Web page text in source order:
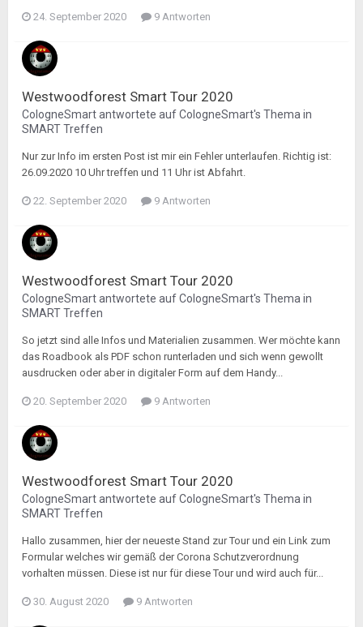
24. September 2020 9 Antworten
Westwoodforest Smart Tour 2020
CologneSmartantwortete aufCologneSmart's Thema in
SMART Treffen
Nur zur Info im ersten Post ist mir ein Fehler unterlaufen. Richtig ist:
26.09.2020 10 Uhr treffen und 11 Uhr ist Abfahrt.
22. September 2020 9 Antworten
Westwoodforest Smart Tour 2020
CologneSmartantwortete aufCologneSmart's Thema in
SMART Treffen
So jetzt sind alle Infos und Materialien zusammen. Wer möchte kann
das Roadbook als PDF schon runterladen und sich wenn gewollt
ausdrucken oder aber in digitaler Form auf dem Handy...
20. September 2020 9 Antworten
Westwoodforest Smart Tour 2020
CologneSmartantwortete aufCologneSmart's Thema in
SMART Treffen
Hallo zusammen, hier der neueste Stand zur Tour und ein Link zum
Formular welches wir gemäß der Corona Schutzverordnung
vorhalten müssen. Diese ist nur für diese Tour und wird auch für...
30. August 2020 9 Antworten